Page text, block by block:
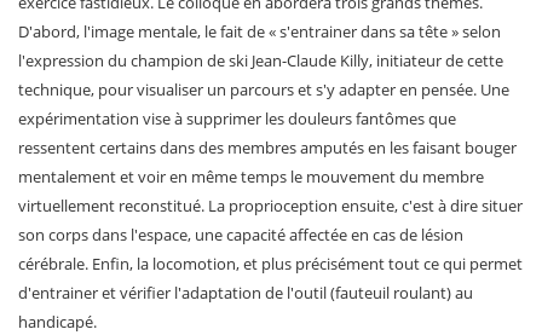
D'abord, l'image mentale, le fait de « s'entrainer dans sa tête » selon
l'expression du champion de ski Jean-Claude Killy, initiateur de cette
technique, pour visualiser un parcours et s'y adapter en pensée. Une
expérimentation vise à supprimer les douleurs fantômes que
ressentent certains dans des membres amputés en les faisant bouger
mentalement et voir en même temps le mouvement du membre
virtuellement reconstitué. La proprioception ensuite, c'est à dire situer
son corps dans l'espace, une capacité affectée en cas de lésion
cérébrale. Enfin, la locomotion, et plus précisément tout ce qui permet
d'entrainer et vérifier l'adaptation de l'outil (fauteuil roulant) au
handicapé.